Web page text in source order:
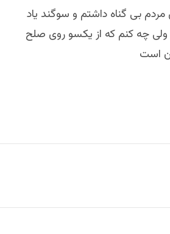
بی گناه داشتم و سوگند یاد
ولی چه کنم که از یکسو روی صلح
است